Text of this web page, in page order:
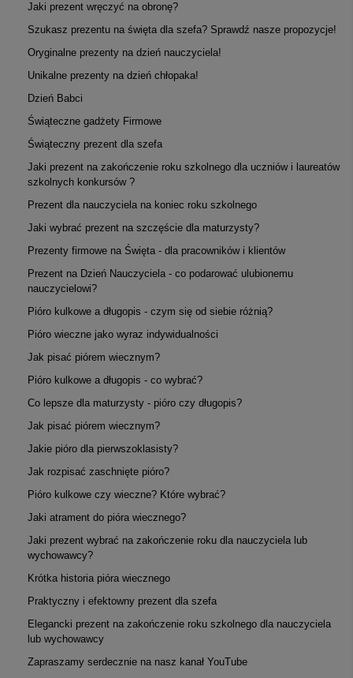
Jaki prezent wręczyć na obronę?
Szukasz prezentu na święta dla szefa? Sprawdź nasze propozycje!
Oryginalne prezenty na dzień nauczyciela!
Unikalne prezenty na dzień chłopaka!
Dzień Babci
Świąteczne gadżety Firmowe
Świąteczny prezent dla szefa
Jaki prezent na zakończenie roku szkolnego dla uczniów i laureatów
szkolnych konkursów ?
Prezent dla nauczyciela na koniec roku szkolnego
Jaki wybrać prezent na szczęście dla maturzysty?
Prezenty firmowe na Święta - dla pracowników i klientów
Prezent na Dzień Nauczyciela - co podarować ulubionemu
nauczycielowi?
Pióro kulkowe a długopis - czym się od siebie różnią?
Pióro wieczne jako wyraz indywidualności
Jak pisać piórem wiecznym?
Pióro kulkowe a długopis - co wybrać?
Co lepsze dla maturzysty - pióro czy długopis?
Jak pisać piórem wiecznym?
Jakie pióro dla pierwszoklasisty?
Jak rozpisać zaschnięte pióro?
Pióro kulkowe czy wieczne? Które wybrać?
Jaki atrament do pióra wiecznego?
Jaki prezent wybrać na zakończenie roku dla nauczyciela lub
wychowawcy?
Krótka historia pióra wiecznego
Praktyczny i efektowny prezent dla szefa
Elegancki prezent na zakończenie roku szkolnego dla nauczyciela
lub wychowawcy
Zapraszamy serdecznie na nasz kanał YouTube